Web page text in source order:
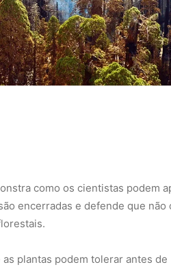
como os cientistas podem
encerradas e defende que não
plantas podem tolerar antes de